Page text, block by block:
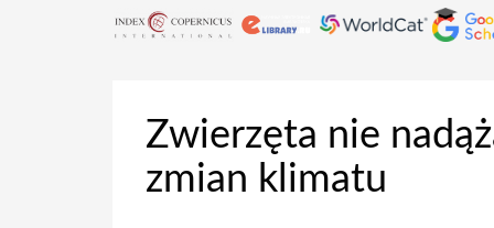
Zwierzęta nie
zmian klimatu